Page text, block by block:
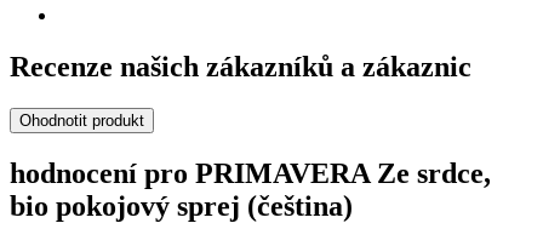
Recenze našich zákazníků a zákaznic
Ohodnotit produkt
hodnocení pro PRIMAVERA Ze srdce,
bio pokojový sprej (čeština)